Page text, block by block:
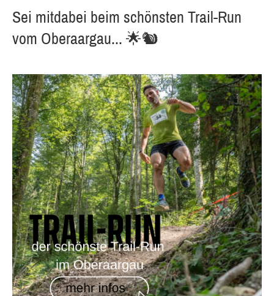
Sei mitdabei beim schönsten Trail-Run
vom Oberaargau... 🌟🐿